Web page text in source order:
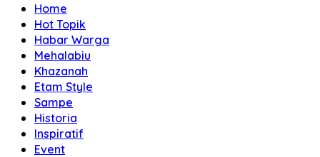
Home
Hot Topik
Habar Warga
Mehalabiu
Khazanah
Etam Style
Sampe
Historia
Inspiratif
Event